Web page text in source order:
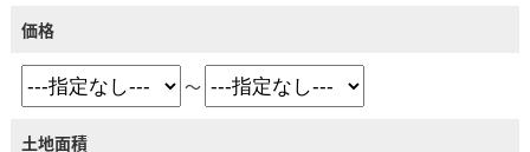
価格
～
土地面積